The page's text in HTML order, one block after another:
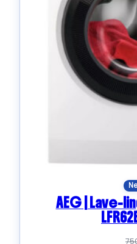
AEG | Lave-